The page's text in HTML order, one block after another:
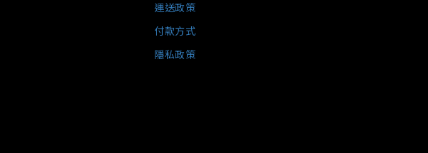
運送政策
付款方式
隱私政策